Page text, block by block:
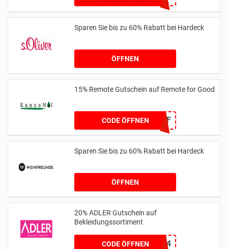
Sparen Sie bis zu 60% Rabatt bei Hardeck
ÖFFNEN
15% Remote Gutschein auf Remote for Good
CODE ÖFFNENRFG15OFF
Sparen Sie bis zu 60% Rabatt bei Hardeck
ÖFFNEN
20% ADLER Gutschein auf
Bekleidungssortiment
CODE ÖFFNENA2124